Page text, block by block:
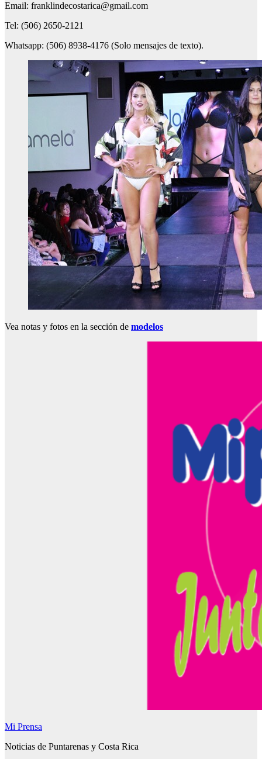
Email: franklindecostarica@gmail.com
Tel: (506) 2650-2121
Whatsapp: (506) 8938-4176 (Solo mensajes de texto).
Vea notas y fotos en la sección de modelos
Mi Prensa
Noticias de Puntarenas y Costa Rica